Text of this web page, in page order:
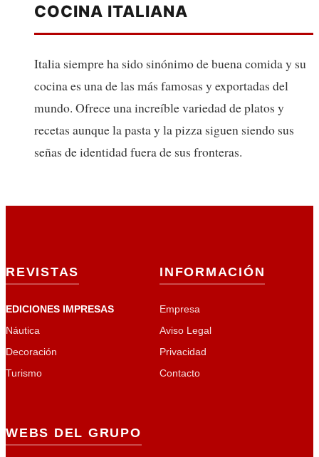
COCINA ITALIANA
Italia siempre ha sido sinónimo de buena comida y su
cocina es una de las más famosas y exportadas del
mundo. Ofrece una increíble variedad de platos y
recetas aunque la pasta y la pizza siguen siendo sus
señas de identidad fuera de sus fronteras.
REVISTAS
EDICIONES IMPRESAS
Náutica
Decoración
Turismo
INFORMACIÓN
Empresa
Aviso Legal
Privacidad
Contacto
WEBS DEL GRUPO